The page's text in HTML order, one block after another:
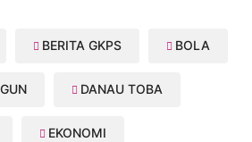
BERITA GKPS BOLA
DANAU TOBA
EKONOMI